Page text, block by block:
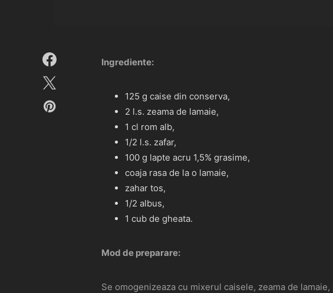
Ingrediente:
125 g caise din conserva,
2 l.s. zeama de lamaie,
1 cl rom alb,
1/2 l.s. zafar,
100 g lapte acru 1,5% grasime,
coaja rasa de la o lamaie,
zahar tos,
1/2 albus,
1 cub de gheata.
Mod de preparare:
Se omogenizeaza cu mixerul caisele, zeama de